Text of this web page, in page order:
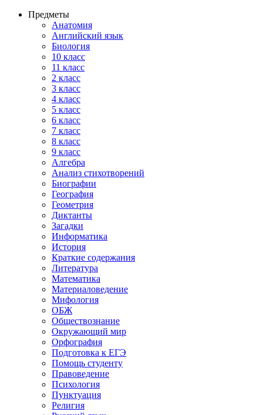
Предметы
Анатомия
Английский язык
Биология
10 класс
11 класс
2 класс
3 класс
4 класс
5 класс
6 класс
7 класс
8 класс
9 класс
Алгебра
Анализ стихотворений
Биографии
География
Геометрия
Диктанты
Загадки
Информатика
История
Краткие содержания
Литература
Математика
Материаловедение
Мифология
ОБЖ
Обществознание
Окружающий мир
Орфография
Подготовка к ЕГЭ
Помощь студенту
Правоведение
Психология
Пунктуация
Религия